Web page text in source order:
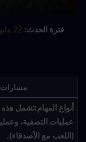
فترة الحدث: 22 مايو – 29 يونيو 2026
مسارات
أنواع المهام:
(اللعب مع الأصدقاء).